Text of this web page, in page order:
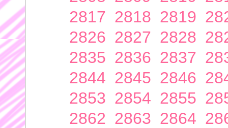
2817 2818 2819
2826 2827 2828
2835 2836 2837
2844 2845 2846
2853 2854 2855
2862 2863 2864